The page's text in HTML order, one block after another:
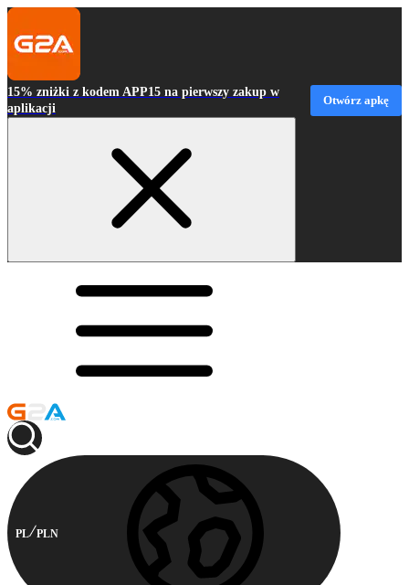
15% zniżki z kodem APP15 na pierwszy zakup w
aplikacji
Otwórz apkę
PL PLN